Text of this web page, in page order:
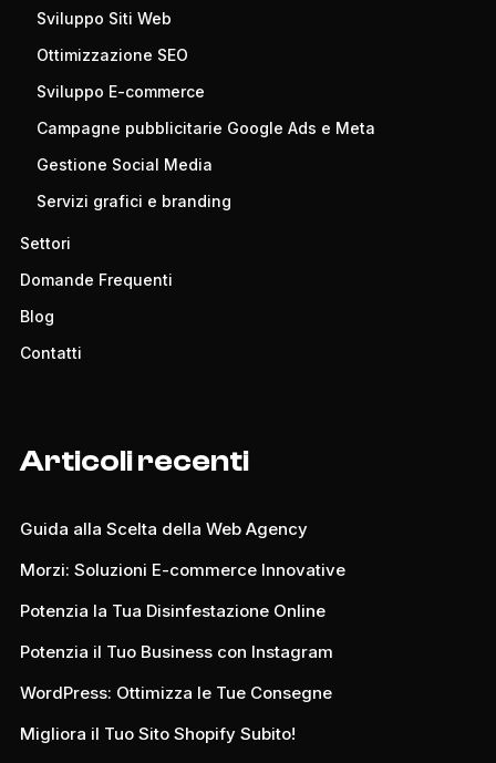
Sviluppo Siti Web
Ottimizzazione SEO
Sviluppo E-commerce
Campagne pubblicitarie Google Ads e Meta
Gestione Social Media
Servizi grafici e branding
Settori
Domande Frequenti
Blog
Contatti
Articoli recenti
Guida alla Scelta della Web Agency
Morzi: Soluzioni E-commerce Innovative
Potenzia la Tua Disinfestazione Online
Potenzia il Tuo Business con Instagram
WordPress: Ottimizza le Tue Consegne
Migliora il Tuo Sito Shopify Subito!